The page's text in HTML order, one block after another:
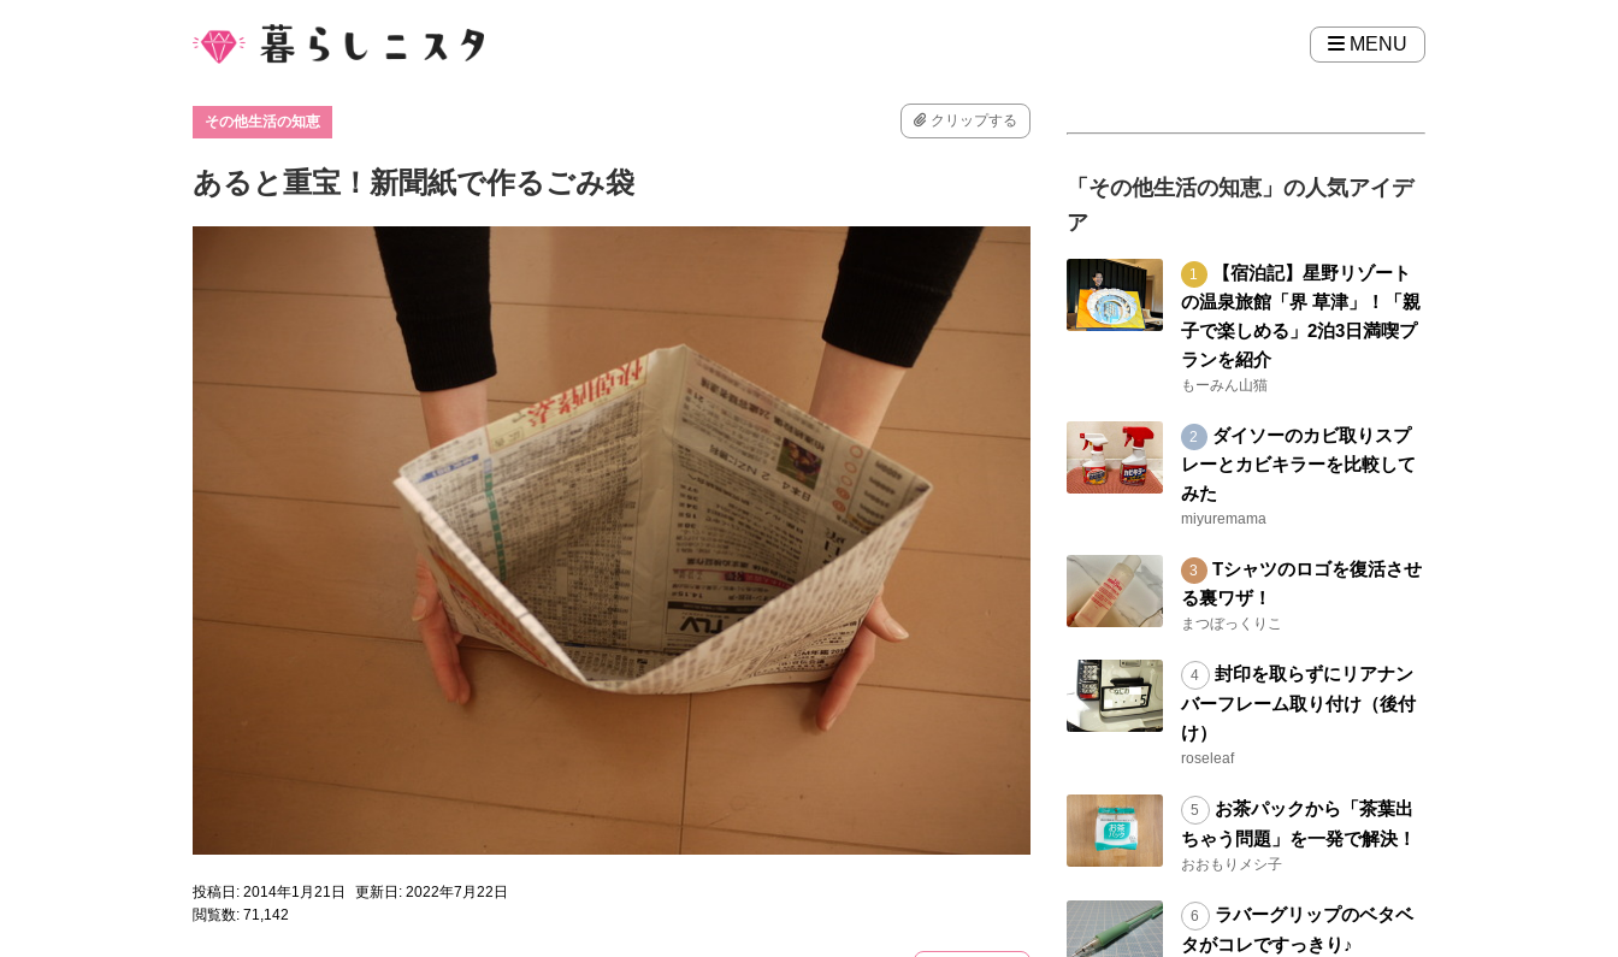
MENU
その他生活の知恵 クリップする
あると重宝！新聞紙で作るごみ袋
投稿日: 2014年1月21日
更新日: 2022年7月22日
閲覧数: 71,142
「その他生活の知恵」の人気アイデ
ア
【宿泊記】星野リゾート
の温泉旅館「界 草津」！「親
子で楽しめる」2泊3日満喫プ
ランを紹介
もーみん山猫
ダイソーのカビ取りスプ
レーとカビキラーを比較して
みた
miyuremama
Tシャツのロゴを復活させ
る裏ワザ！
まつぼっくりこ
封印を取らずにリアナン
バーフレーム取り付け（後付
け）
roseleaf
お茶パックから「茶葉出
ちゃう問題」を一発で解決！
おおもりメシ子
ラバーグリップのベタベ
タがコレですっきり♪